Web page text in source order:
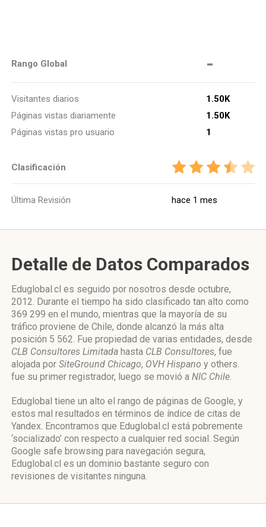
Rango Global -
Visitantes diarios
1.50K
Páginas vistas diariamente
1.50K
Páginas vistas pro usuario
1
Clasificación
Última Revisión hace 1 mes
Detalle de Datos Comparados
Eduglobal.cl es seguido por nosotros desde octubre,
2012. Durante el tiempo ha sido clasificado tan alto como
369 299 en el mundo, mientras que la mayoría de su
tráfico proviene de Chile, donde alcanzó la más alta
posición 5 562. Fue propiedad de varias entidades, desde
CLB Consultores Limitada hasta CLB Consultores, fue
alojada por SiteGround Chicago, OVH Hispano y others.
fue su primer registrador, luego se movió a NIC Chile.
Eduglobal tiene un alto el rango de páginas de Google, y
estos mal resultados en términos de índice de citas de
Yandex. Encontramos que Eduglobal.cl está pobremente
‘socializado’ con respecto a cualquier red social. Según
Google safe browsing para navegación segura,
Eduglobal.cl es un dominio bastante seguro con
revisiones de visitantes ninguna.